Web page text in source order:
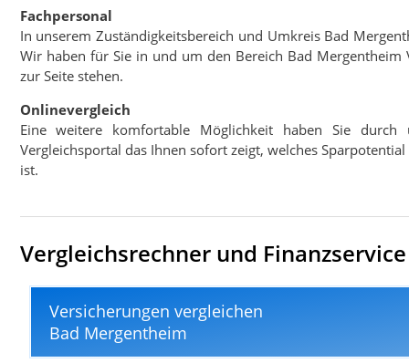
Fachpersonal
In unserem Zuständigkeitsbereich und Umkreis Bad
Wir haben für Sie in und um den Bereich Bad
zur Seite stehen.
Onlinevergleich
Eine weitere komfortable Möglichkeit haben Sie
Vergleichsportal das Ihnen sofort zeigt, welches
ist.
Vergleichsrechner und
Versicherungen vergleichen
Bad Mergentheim